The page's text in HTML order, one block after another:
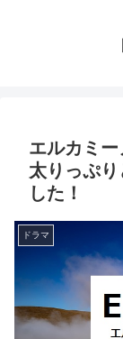
エルカミ
太りっぷ
した！
ドラマ